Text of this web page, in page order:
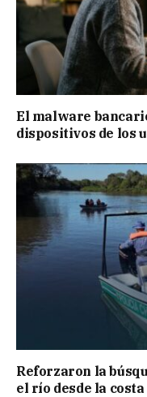
El malware
dispositivos de los
Reforzaron la
el río desde la